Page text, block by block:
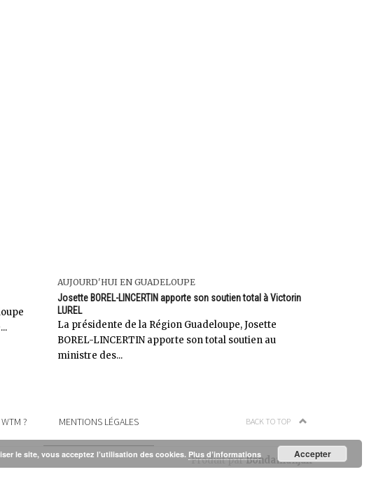
AUJOURD'HUI EN GUADELOUPE
Josette BOREL-LINCERTIN apporte son soutien total à Victorin
LUREL
La présidente de la Région Guadeloupe, Josette
BOREL-LINCERTIN apporte son total soutien au
ministre des...
WTM ? MENTIONS LÉGALES BACK TO TOP
Produit parBondamanjak
le site, vous acceptez l’utilisation des cookies. Plus d’informations Accepter